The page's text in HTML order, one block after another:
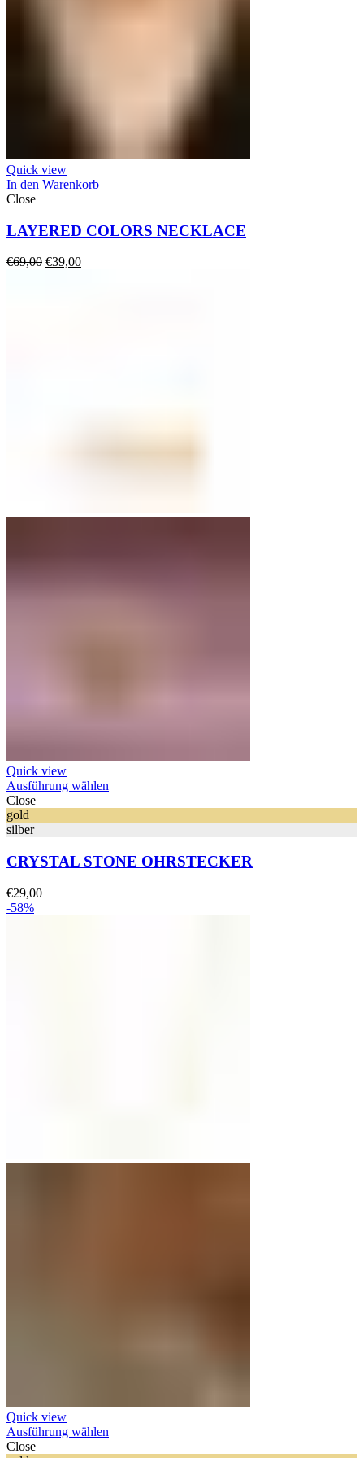
Quick view
In den Warenkorb
Close
LAYERED COLORS NECKLACE
€69,00 Ursprünglicher
€39,00Aktueller
Quick view
Ausführung wählen
Close
gold
silber
CRYSTAL STONE OHRSTECKER
€29,00
-58%
Quick view
Ausführung wählen
Close